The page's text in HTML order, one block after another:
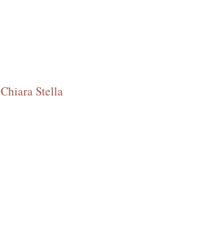
Chiara Stella